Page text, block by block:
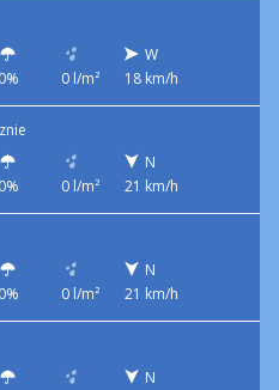
0% 0 l/m²
W
18 km/h
0% 0 l/m²
N
21 km/h
0% 0 l/m²
N
21 km/h
N